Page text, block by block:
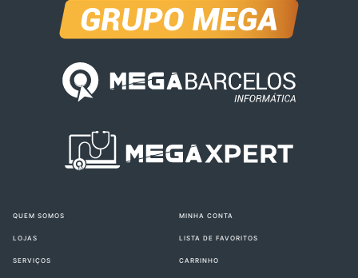
QUEM SOMOS
LOJAS
SERVIÇOS
MINHA CONTA
LISTA DE FAVORITOS
CARRINHO